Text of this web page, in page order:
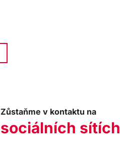
Zůstaňme v kontaktu na
sociálních sítích